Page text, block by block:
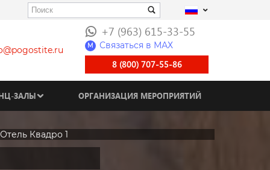
+7 (963) 615-33-55
M Связаться в МАХ
8 (800) 707-55-86
ЗАЛЫ ОРГАНИЗАЦИЯ МЕРОПРИЯТИЙ
Отель Квадро 1